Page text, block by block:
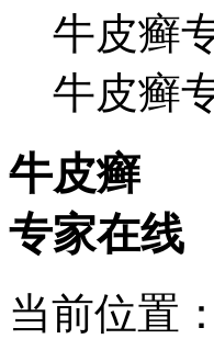
牛皮癣
牛皮癣
牛皮癣
专家在线
当前位置